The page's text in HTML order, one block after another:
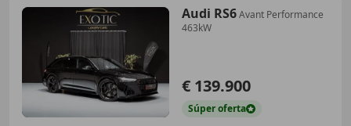
Audi RS6Avant Performance
463kW
€ 139.900
Súperoferta